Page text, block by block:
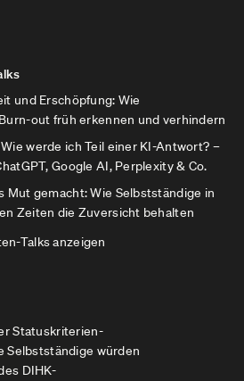
und Erschöpfung: Wie
out früh erkennen und verhindern
werde ich Teil einer KI-Antwort? –
Google AI, Perplexity & Co.
Mut gemacht: Wie Selbstständige in
Zeiten die Zuversicht behalten
Talks anzeigen
Statuskriterien-
Selbstständige würden
DIHK-